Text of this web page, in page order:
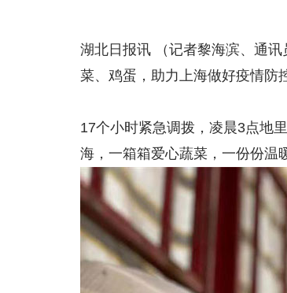
湖北日报讯 （记者黎海滨、通
菜、鸡蛋，助力上海做好疫情防
17个小时紧急调拨，凌晨3点地
海，一箱箱爱心蔬菜，一份份温